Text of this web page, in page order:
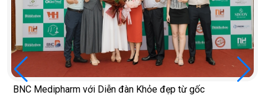
BNC Medipharm với Diễn đàn Khỏe đẹp từ gốc